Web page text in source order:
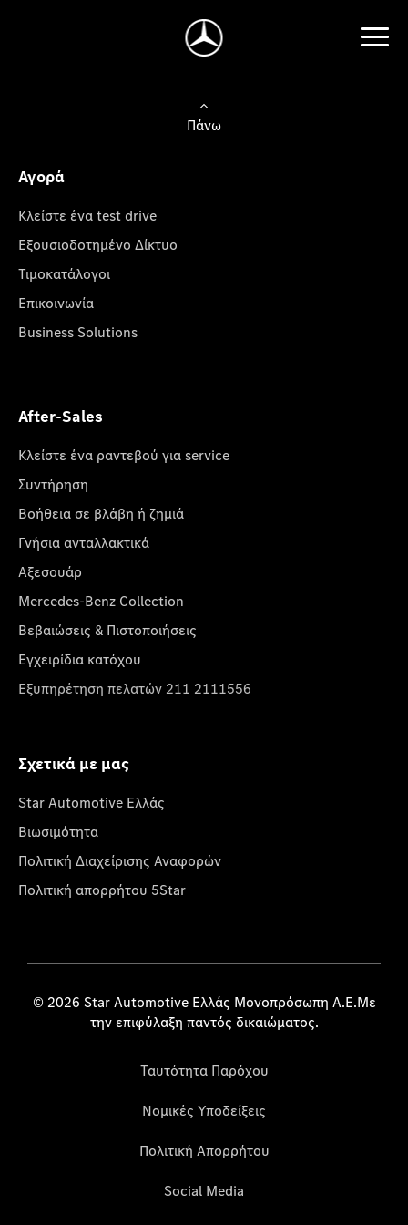
Πάνω
Αγορά
Κλείστε ένα test drive
Εξουσιοδοτημένο Δίκτυο
Τιμοκατάλογοι
Επικοινωνία
Business Solutions
After-Sales
Κλείστε ένα ραντεβού για service
Συντήρηση
Βοήθεια σε βλάβη ή ζημιά
Γνήσια ανταλλακτικά
Αξεσουάρ
Mercedes-Benz Collection
Βεβαιώσεις & Πιστοποιήσεις
Εγχειρίδια κατόχου
Εξυπηρέτηση πελατών 211 2111556
Σχετικά με μας
Star Automotive Ελλάς
Βιωσιμότητα
Πολιτική Διαχείρισης Αναφορών
Πολιτική απορρήτου 5Star
© 2026 Star Automotive Ελλάς Μονοπρόσωπη Α.Ε.Με
την επιφύλαξη παντός δικαιώματος.
Ταυτότητα Παρόχου
Νομικές Υποδείξεις
Πολιτική Απορρήτου
Social Media